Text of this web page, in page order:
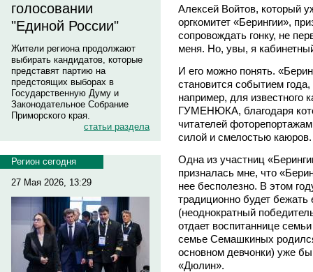
голосовании
"Единой России"
Жители региона продолжают
выбирать кандидатов, которые
представят партию на
предстоящих выборах в
Государственную Думу и
Законодательное Собрание
Приморского края.
статьи раздела
Регион сегодня
27 Мая 2026, 13:29
Алексей Войтов, который
оргкомитет «Берингии»,
сопровождать гонку, не
меня. Но, увы, я
И его можно понять.
становится событием года,
например, для известного
ГУМЕНЮКА, благодаря
читателей
силой и смелостью каюров.
Одна из участниц
призналась мне, что
нее бесполезно. В этом
традиционно будет
(неоднократный
отдает воспитаннице
семье Семашкиных
основном девчонки) уже
«Дюлин».